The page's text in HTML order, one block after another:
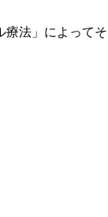
法」によって